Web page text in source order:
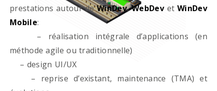
prestations autour deWinDev,WebDevet WinDev
Mobile:
– réalisation intégrale d’applications (en
méthode agile ou traditionnelle)
– design UI/UX
– reprise d’existant, maintenance (TMA) et